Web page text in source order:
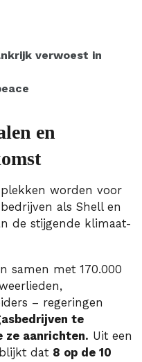
verwoest in
en
worden voor
als Shell en
de stijgende klimaat-
samen met 170.000
– regeringen
te
ze aanrichten. Uit een
dat 8 op de 10